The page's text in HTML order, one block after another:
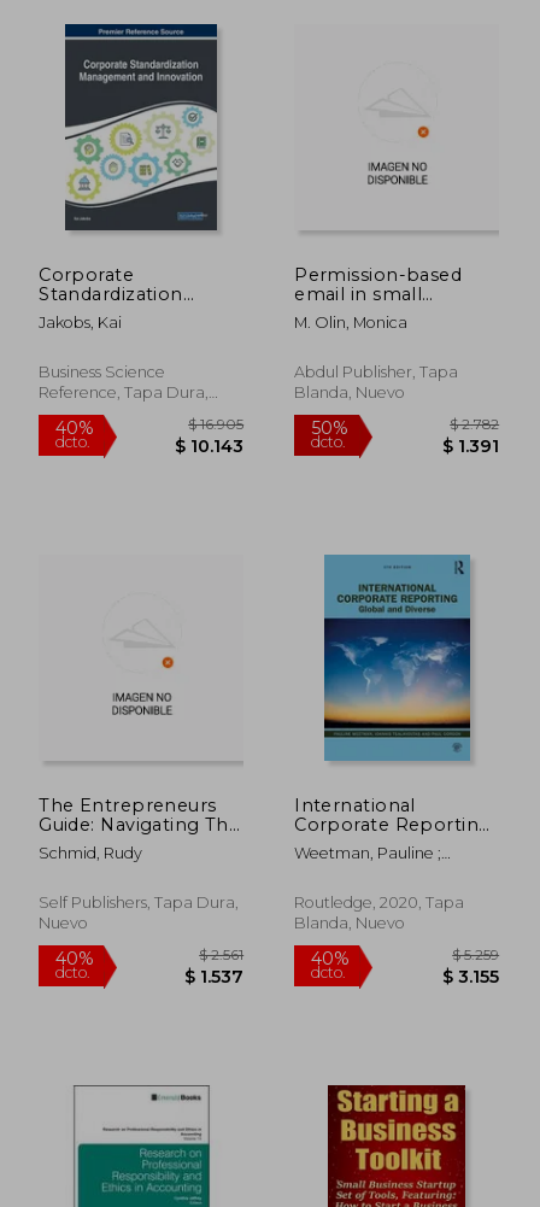
40% $ 8.797 40%
Corporate
Standardization
Management and
Innovation (en
Jakobs, Kai
Business Science
Reference, Tapa Dura,
Nuevo
40%
dcto.
$ 16.905
$ 10.143
Permission-based
email in small
businesses (en Inglés)
M. Olin, Monica
Abdul Publisher, Tapa
Blanda, Nuevo
50%
dcto.
The Entrepreneurs
Guide: Navigating The
Path To Successful
Business Ownership
Schmid, Rudy
Self Publishers, Tapa Dura,
Nuevo
International
Corporate Reporting:
Global and Diverse
(en Inglés)
Weetman, Pauline ;
Gordon, Paul
Routledge, 2020, Tapa
Blanda, Nuevo